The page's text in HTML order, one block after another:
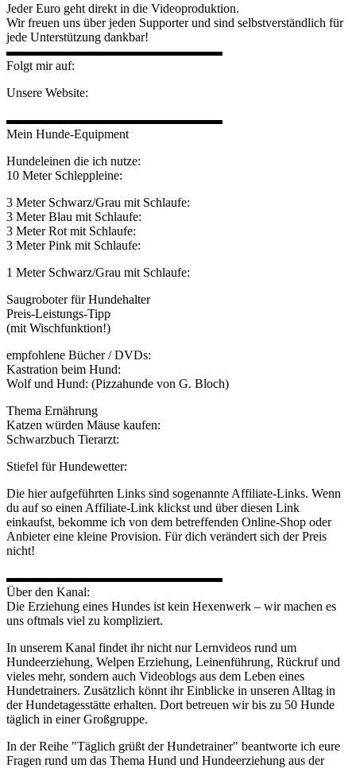
Jeder Euro geht direkt in die Videoproduktion.
Wir freuen uns über jeden Supporter und sind selbstverständlich für
jede Unterstützung dankbar!
▬▬▬▬▬▬▬▬▬▬▬▬▬▬▬▬▬
Folgt mir auf:
Unsere Website:
▬▬▬▬▬▬▬▬▬▬▬▬▬▬▬▬▬
Mein Hunde-Equipment
Hundeleinen die ich nutze:
10 Meter Schleppleine:
3 Meter Schwarz/Grau mit Schlaufe:
3 Meter Blau mit Schlaufe:
3 Meter Rot mit Schlaufe:
3 Meter Pink mit Schlaufe:
1 Meter Schwarz/Grau mit Schlaufe:
Saugroboter für Hundehalter
Preis-Leistungs-Tipp
(mit Wischfunktion!)
empfohlene Bücher / DVDs:
Kastration beim Hund:
Wolf und Hund: (Pizzahunde von G. Bloch)
Thema Ernährung
Katzen würden Mäuse kaufen:
Schwarzbuch Tierarzt:
Stiefel für Hundewetter:
Die hier aufgeführten Links sind sogenannte Affiliate-Links. Wenn
du auf so einen Affiliate-Link klickst und über diesen Link
einkaufst, bekomme ich von dem betreffenden Online-Shop oder
Anbieter eine kleine Provision. Für dich verändert sich der Preis
nicht!
▬▬▬▬▬▬▬▬▬▬▬▬▬▬▬▬▬
Über den Kanal:
Die Erziehung eines Hundes ist kein Hexenwerk – wir machen es
uns oftmals viel zu kompliziert.
In unserem Kanal findet ihr nicht nur Lernvideos rund um
Hundeerziehung, Welpen Erziehung, Leinenführung, Rückruf und
vieles mehr, sondern auch Videoblogs aus dem Leben eines
Hundetrainers. Zusätzlich könnt ihr Einblicke in unseren Alltag in
der Hundetagesstätte erhalten. Dort betreuen wir bis zu 50 Hunde
täglich in einer Großgruppe.
In der Reihe "Täglich grüßt der Hundetrainer" beantworte ich eure
Fragen rund um das Thema Hund und Hundeerziehung aus der